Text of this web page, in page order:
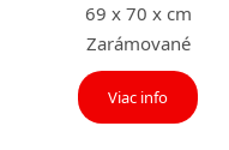
69 x 70 x cm
Zarámované
Viac info